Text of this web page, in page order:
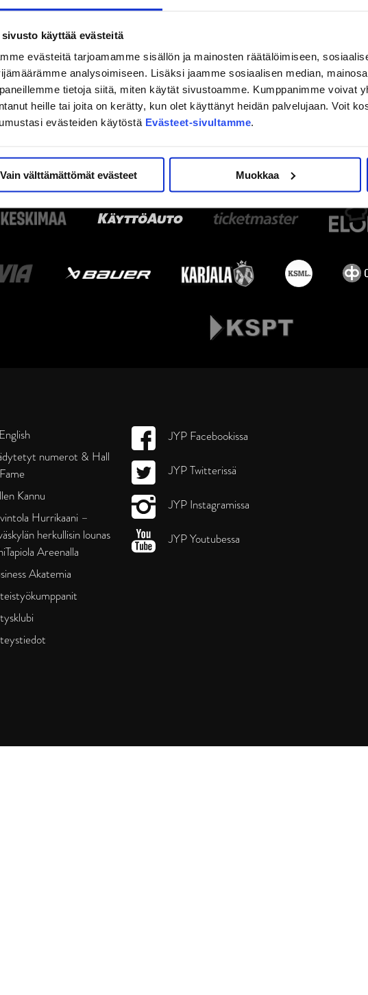
sivusto käyttää evästeitä
evästeitä tarjoamamme sisällön ja mainosten räätälöimiseen,
analysoimiseen. Lisäksi jaamme sosiaalisen median,
tietoja siitä, miten käytät sivustoamme. Kumppanimme voivat
heille tai joita on kerätty, kun olet käyttänyt heidän palvelujaan. Voit
evästeiden käytöstä Evästeet-sivultamme.
Vain välttämättömät evästeet Muokkaa
numerot & Hall
Kannu
Hurrikaani –
herkullisin lounas
Areenalla
Akatemia
JYP Facebookissa
JYP Twitterissä
JYP Instagramissa
JYP Youtubessa